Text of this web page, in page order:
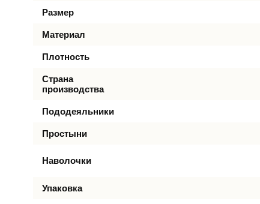
Размер
Материал
Плотность
Страна
производства
Пододеяльники
Простыни
Наволочки
Упаковка